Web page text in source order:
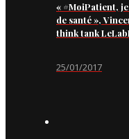
« #MoiPatient,
de santé »,
think tank
25/01/2017